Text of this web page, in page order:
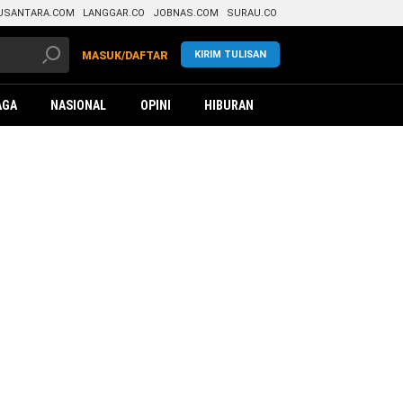
LANGGAR.CO JOBNAS.COM SURAU.CO
KIRIM TULISAN
MASUK/DAFTAR
NASIONAL OPINI HIBURAN